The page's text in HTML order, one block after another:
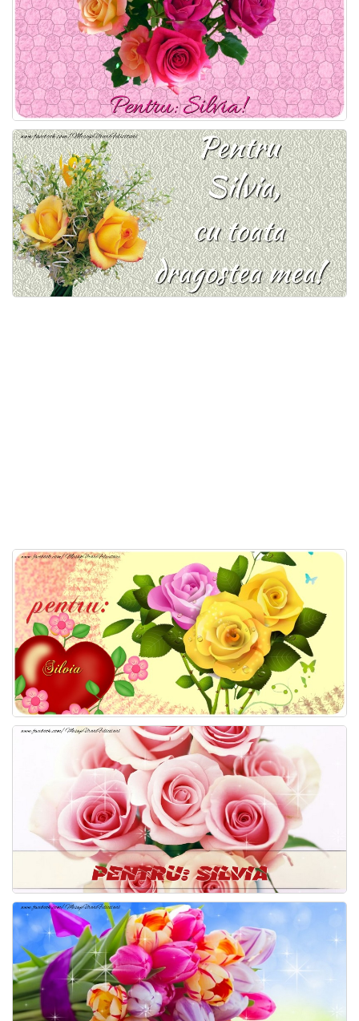
Felicitari zile saptamana
Felicitari muzicale
Felicitari muzicale personalizate
Felicitari animate
Invitatii personalizate
Conecteaza-te